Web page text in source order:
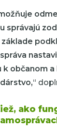
správajú
k občanom
“
ako